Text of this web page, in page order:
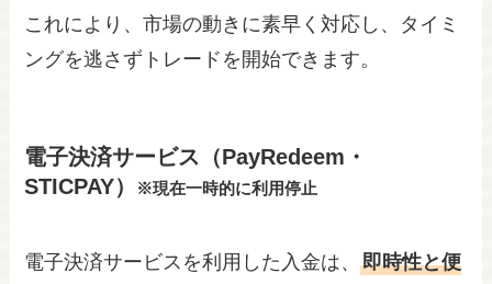
これにより、市場の動きに素早く対応し、タイミ
ングを逃さずトレードを開始できます。
電子決済サービス（PayRedeem・
STICPAY）
※現在一時的に利用停止
電子決済サービスを利用した入金は、即時性と便